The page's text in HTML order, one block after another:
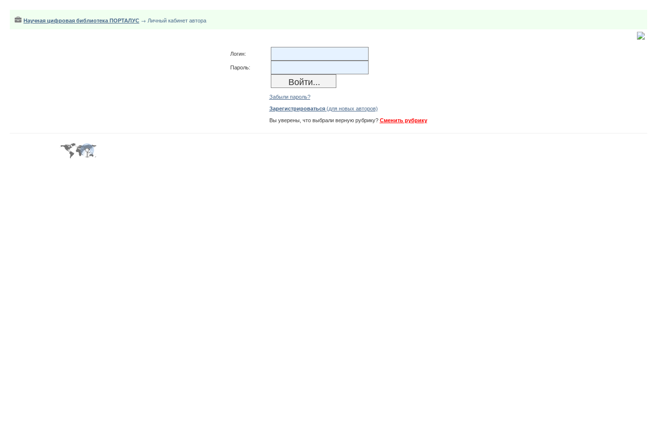
Научная цифровая библиотека ПОРТАЛУС → Личный кабинет автора
Логин:
Пароль:
Забыли пароль?
Зарегистрироваться(для новых авторов)
Вы уверены, что выбрали верную рубрику? Сменить рубрику